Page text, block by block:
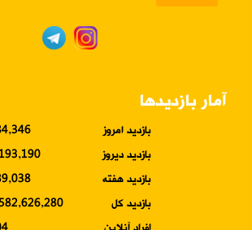
آمار بازدیدها
بازدید امروز
بازدید دیروز
بازدید هفته
بازدید کل